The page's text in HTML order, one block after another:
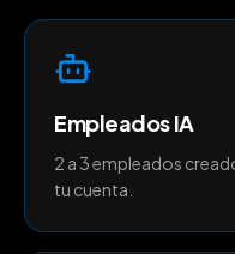
Empleados IA
2 a 3 empleados
tu cuenta.